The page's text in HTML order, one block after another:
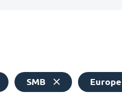
SMB Europe